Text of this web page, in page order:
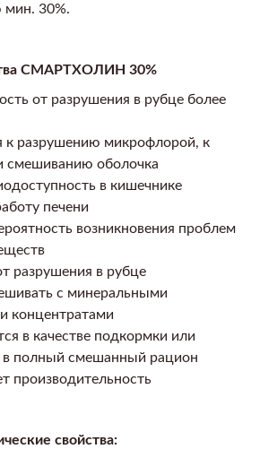
мин. 30%.
СМАРТХОЛИН 30%
от разрушения в рубце более
к разрушению микрофлорой, к
смешиванию оболочка
в кишечнике
печени
возникновения проблем
разрушения в рубце
с минеральными
концентратами
в качестве подкормки или
в полный смешанный рацион
производительность
свойства: